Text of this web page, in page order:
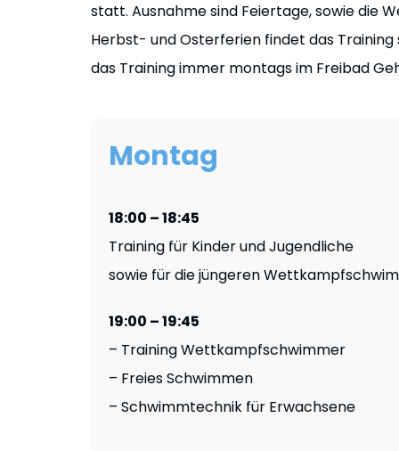
statt. Ausnahme sind Feiertage, sowie die
Herbst- und Osterferien findet das
das Training immer montags im Freibad
Montag
18:00 – 18:45
Training für Kinder und Jugendliche
sowie für die jüngeren
19:00 – 19:45
– Training Wettkampfschwimmer
– Freies Schwimmen
– Schwimmtechnik für Erwachsene